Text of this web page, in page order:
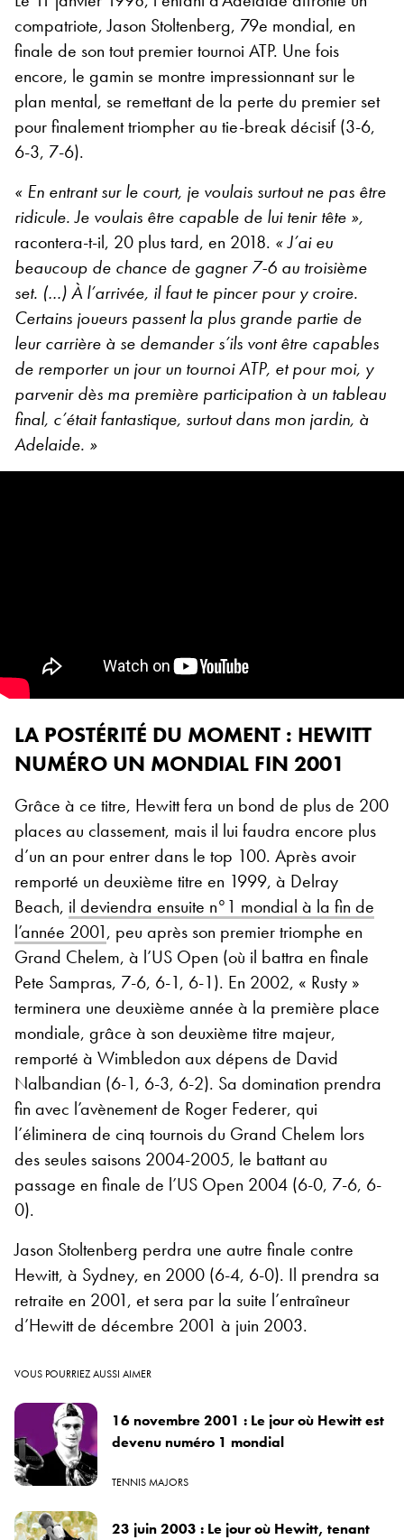
compatriote, Jason Stoltenberg, 79e mondial, en
finale de son tout premier tournoi ATP. Une fois
encore, le gamin se montre impressionnant sur le
plan mental, se remettant de la perte du premier set
pour finalement triompher au tie-break décisif (3-6,
6-3, 7-6).
« En entrant sur le court, je voulais surtout ne pas être
ridicule. Je voulais être capable de lui tenir tête »,
racontera-t-il, 20 plus tard, en 2018. « J’ai eu
beaucoup de chance de gagner 7-6 au troisième
set. (…) À l’arrivée, il faut te pincer pour y croire.
Certains joueurs passent la plus grande partie de
leur carrière à se demander s’ils vont être capables
de remporter un jour un tournoi ATP, et pour moi, y
parvenir dès ma première participation à un tableau
final, c’était fantastique, surtout dans mon jardin, à
Adelaide. »
LA POSTÉRITÉ DU MOMENT : HEWITT
NUMÉRO UN MONDIAL FIN 2001
Grâce à ce titre, Hewitt fera un bond de plus de 200
places au classement, mais il lui faudra encore plus
d’un an pour entrer dans le top 100. Après avoir
remporté un deuxième titre en 1999, à Delray
Beach, il deviendra ensuite n°1 mondial à la fin de
l’année 2001, peu après son premier triomphe en
Grand Chelem, à l’US Open (où il battra en finale
Pete Sampras, 7-6, 6-1, 6-1). En 2002, « Rusty »
terminera une deuxième année à la première place
mondiale, grâce à son deuxième titre majeur,
remporté à Wimbledon aux dépens de David
Nalbandian (6-1, 6-3, 6-2). Sa domination prendra
fin avec l’avènement de Roger Federer, qui
l’éliminera de cinq tournois du Grand Chelem lors
des seules saisons 2004-2005, le battant au
passage en finale de l’US Open 2004 (6-0, 7-6, 6-
0).
Jason Stoltenberg perdra une autre finale contre
Hewitt, à Sydney, en 2000 (6-4, 6-0). Il prendra sa
retraite en 2001, et sera par la suite l’entraîneur
d’Hewitt de décembre 2001 à juin 2003.
VOUS POURRIEZ AUSSI AIMER
16 novembre 2001 : Le jour où Hewitt est
devenu numéro 1 mondial
TENNIS MAJORS
23 juin 2003 : Le jour où Hewitt, tenant